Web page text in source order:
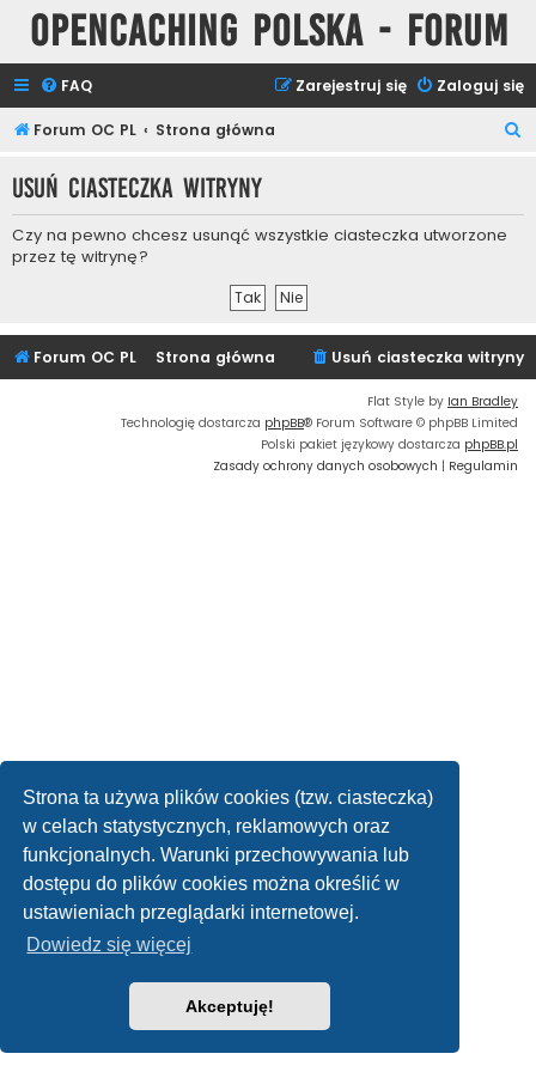
Strona ta używa plików cookies (tzw. ciasteczka)
w celach statystycznych, reklamowych oraz
funkcjonalnych. Warunki przechowywania lub
dostępu do plików cookies można określić w
ustawieniach przeglądarki internetowej.
Dowiedz się więcej
Akceptuję!
Opencaching Polska - Forum
FAQ Zaloguj się
Zarejestruj się
Forum OC PL Strona główna
k
Usuń ciasteczka witryny
Czy na pewno chcesz usunąć wszystkie ciasteczka utworzone
przez tę witrynę?
Forum OC PL Strona główna Usuń ciasteczka witryny
Flat Style by Ian Bradley
Technologię dostarcza phpBB® Forum Software © phpBB Limited
Polski pakiet językowy dostarcza phpBB.pl
Zasady ochrony danych osobowych | Regulamin